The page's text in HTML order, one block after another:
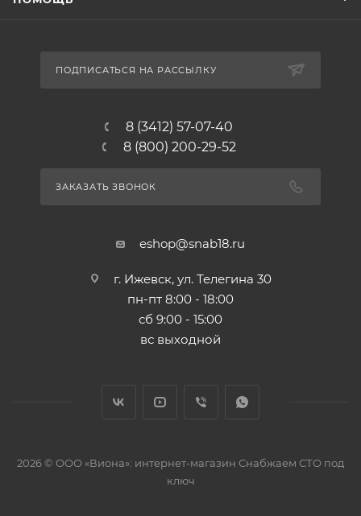
ПОДПИСАТЬСЯ НА РАССЫЛКУ
8 (3412) 57-07-40
8 (800) 200-29-52
ЗАКАЗАТЬ ЗВОНОК
eshop@snab18.ru
г. Ижевск, ул. Телегина 30
пн-пт 8:00 - 18:00
сб 9:00 - 15:00
вс выходной
2026 © ООО «Виона»: интернет-магазин Снабжаем СТО под
ключ